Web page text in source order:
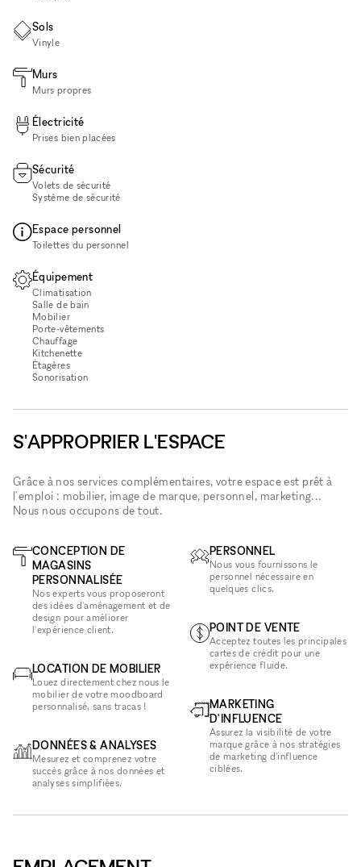
Sols
Vinyle
Murs
Murs propres
Électricité
Prises bien placées
Sécurité
Volets de sécurité
Système de sécurité
Espace personnel
Toilettes du personnel
Équipement
Climatisation
Salle de bain
Mobilier
Porte-vêtements
Chauffage
Kitchenette
Étagères
Sonorisation
S'APPROPRIER L'ESPACE
Grâce à nos services complémentaires, votre espace est prêt à
l'emploi : mobilier, image de marque, personnel, marketing...
Nous nous occupons de tout.
CONCEPTION DE
MAGASINS
PERSONNALISÉE
Nos experts vous proposeront
des idées d'aménagement et de
design pour améliorer
l'expérience client.
LOCATION DE MOBILIER
Louez directement chez nous le
mobilier de votre moodboard
personnalisé, sans tracas !
DONNÉES & ANALYSES
Mesurez et comprenez votre
succès grâce à nos données et
analyses simplifiées.
PERSONNEL
Nous vous fournissons le
personnel nécessaire en
quelques clics.
POINT DE VENTE
Acceptez toutes les principales
cartes de crédit pour une
expérience fluide.
MARKETING
D'INFLUENCE
Assurez la visibilité de votre
marque grâce à nos stratégies
de marketing d'influence
ciblées.